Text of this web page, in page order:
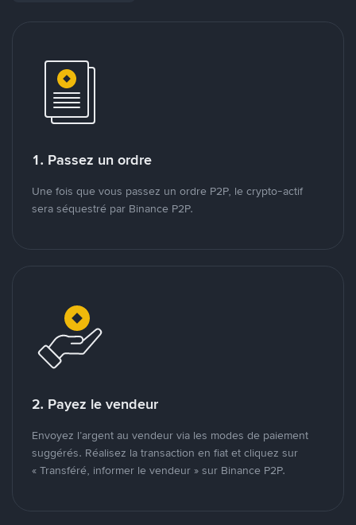
1. Passez un ordre
Une fois que vous passez un ordre P2P, le crypto-actif
sera séquestré par Binance P2P.
2. Payez le vendeur
Envoyez l’argent au vendeur via les modes de paiement
suggérés. Réalisez la transaction en fiat et cliquez sur
« Transféré, informer le vendeur » sur Binance P2P.